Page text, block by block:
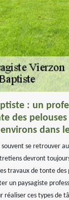
: un
des
dans
se retrouver
devront
travaux de tonte des
un paysagiste
réaliser ces types de